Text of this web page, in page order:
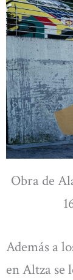
Obra de
Además a
en Altza se